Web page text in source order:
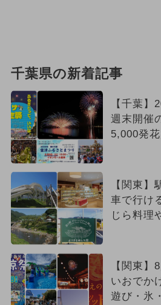
千葉県の新着記事
【千葉】
週末開催
5,000発
【関東】
車で行け
じら料理
【関東】
いおでか
遊び・氷